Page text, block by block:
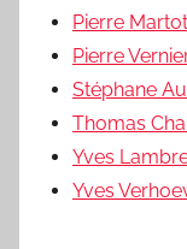
Pierre Martot
Pierre
Stéphane
Thomas
Yves
Yves